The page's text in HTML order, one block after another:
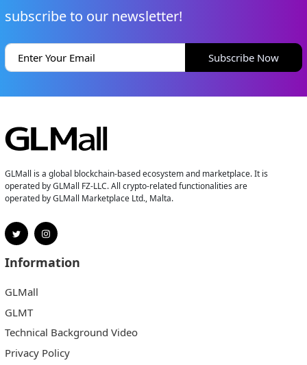
subscribe to our newsletter!
Subscribe Now
GLMall is a global blockchain-based ecosystem and marketplace. It is
operated by GLMall FZ-LLC. All crypto-related functionalities are
operated by GLMall Marketplace Ltd., Malta.
Information
GLMall
GLMT
Technical Background Video
Privacy Policy